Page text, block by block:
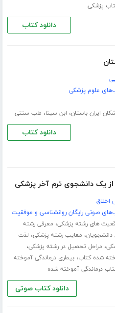
پزشکی
دانلود کتاب
علوم پزشکی
ایران باستان، ابن سینا، طب سنتی
دانلود کتاب
یک دانشجوی ترم آخر پزشکی
صوتی رایگان روانشناسی و موفقیت
های رشته پزشکی، معرفی رشته
دانشجویان، معایب رشته پزشکی، لذت
، مراحل تحصیل در رشته پزشکی،
شده کتاب،بیماری درماندگی آموخته
درماندگی آموخته شده
دانلود کتاب صوتی